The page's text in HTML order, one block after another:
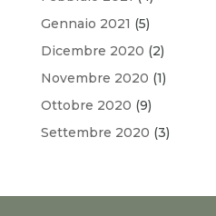
Gennaio 2021 (5)
Dicembre 2020 (2)
Novembre 2020 (1)
Ottobre 2020 (9)
Settembre 2020 (3)